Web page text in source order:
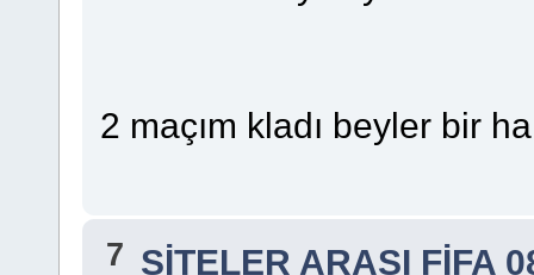
2 maçım kladı beyler bir
7 SİTELER ARASI FİFA